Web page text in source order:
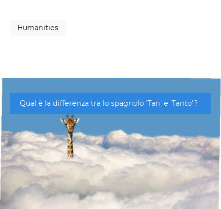
Humanities
Qual è la differenza tra lo spagnolo 'Tan' e 'Tanto'?